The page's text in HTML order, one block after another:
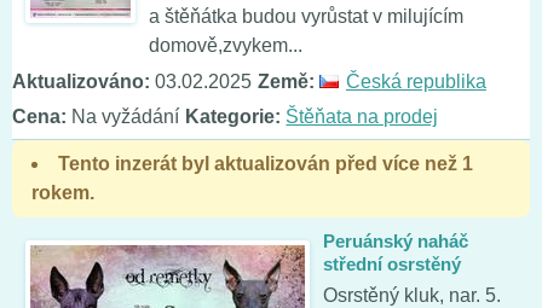
a štěňátka budou vyrůstat v milujícím
domově,zvykem...
Aktualizováno: 03.02.2025 Země:
Česká republika
Cena: Na vyžádání Kategorie: Štěňata na prodej
Tento inzerát byl aktualizován před více než 1
rokem.
Peruánský naháč
střední osrstěný
Osrstěný kluk, nar. 5.